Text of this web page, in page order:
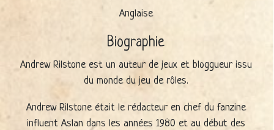
Anglaise
Biographie
Andrew Rilstone est un auteur de jeux et bloggueur issu
du monde du jeu de rôles.
Andrew Rilstone était le rédacteur en chef du fanzine
influent Aslan dans les années 1980 et au début des